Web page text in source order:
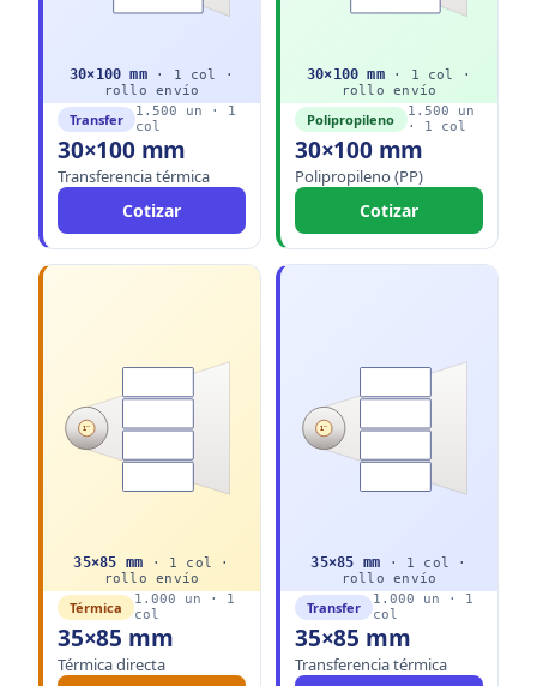
30×100 mm· 1 col ·
rolloenvío
Transfer 1.500 un · 1
col
30×100 mm
Transferencia térmica
Cotizar
30×100 mm· 1 col ·
rolloenvío
Polipropileno 1.500 un
·
1 col
30×100 mm
Polipropileno (PP)
Cotizar
1"
35×85 mm · 1 col ·
rolloenvío
Térmica 1.000 un · 1
col
35×85 mm
Térmica directa
1"
35×85 mm · 1 col ·
rolloenvío
Transfer 1.000 un · 1
col
35×85 mm
Transferencia térmica